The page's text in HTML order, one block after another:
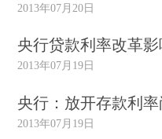
2013年07月20日
央行贷款利率改革
2013年07月19日
央行：放开存款利
2013年07月19日